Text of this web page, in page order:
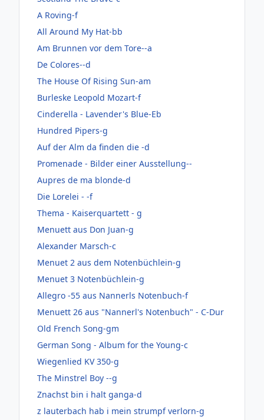
A Roving-f
All Around My Hat-bb
Am Brunnen vor dem Tore--a
De Colores--d
The House Of Rising Sun-am
Burleske Leopold Mozart-f
Cinderella - Lavender's Blue-Eb
Hundred Pipers-g
Auf der Alm da finden die -d
Promenade - Bilder einer Ausstellung--
Aupres de ma blonde-d
Die Lorelei - -f
Thema - Kaiserquartett - g
Menuett aus Don Juan-g
Alexander Marsch-c
Menuet 2 aus dem Notenbüchlein-g
Menuet 3 Notenbüchlein-g
Allegro -55 aus Nannerls Notenbuch-f
Menuett 26 aus "Nannerl's Notenbuch" - C-Dur
Old French Song-gm
German Song - Album for the Young-c
Wiegenlied KV 350-g
The Minstrel Boy --g
Znachst bin i halt ganga-d
z lauterbach hab i mein strumpf verlorn-g